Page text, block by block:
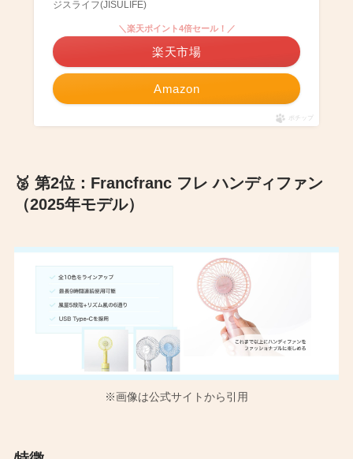
ジスライフ(JISULIFE)
Amazon
＼楽天ポイント4倍セール！／
楽天市場
ポチップ
🥈 第2位：Francfranc フレ ハンディファン
（2025年モデル）
※画像は公式サイトから引用